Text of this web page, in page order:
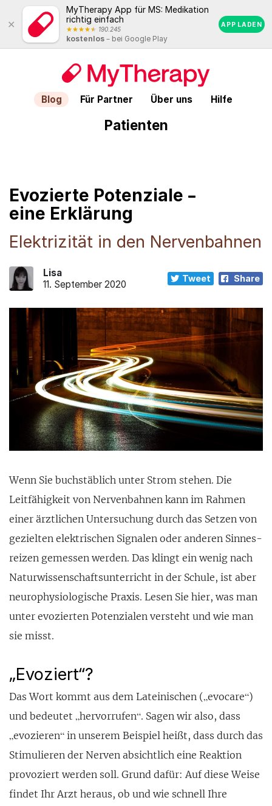
Close
MyTherapy App für MS: Medikation
richtig einfach
190.245
Rating:
4.5
of
(calculated
total
kostenlos – bei Google Play
APP LADEN
Blog Für Partner Über uns Hilfe
Patienten
Evozierte Potenziale –
eine Erklärung
Elektrizität in den Nervenbahnen
Lisa
11. September 2020
Tweet Share
Wenn Sie buchstäblich unter Strom stehen. Die
Leitfä­higkeit von Nerven­bahnen kann im Rahmen
einer ärzt­lichen Untersuchung durch das Setzen von
geziel­ten elektrischen Signalen oder anderen Sinnes­
reizen gemessen werden. Das klingt ein wenig nach
Natur­wissenschafts­unterricht in der Schule, ist aber
neurophy­siologische Praxis. Lesen Sie hier, was man
unter evozierten Poten­zialen versteht und wie man
sie misst.
„Evoziert“?
Das Wort kommt aus dem Latein­ischen („evocare“)
und bedeutet „hervor­rufen“. Sagen wir also, dass
„evozieren“ in unserem Beispiel heißt, dass durch das
Stimu­lieren der Nerven absicht­lich eine Reaktion
provo­ziert werden soll. Grund dafür: Auf diese Weise
fin­det Ihr Arzt heraus, ob und wie schnell Ihre